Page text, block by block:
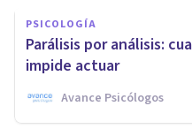
PSICOLOGÍA
Parálisis por análisis:
impide actuar
Avance Psicólogos